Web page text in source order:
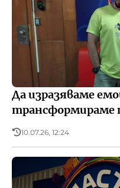
Да изразяваме
трансформираме
10.07.26, 12:24